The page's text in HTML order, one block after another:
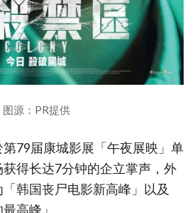
图源：PR提供
第79届康城影展「午夜展映」单
得长达7分钟的企立掌声，外
韩国丧尸电影新高峰」以及
高峰」。